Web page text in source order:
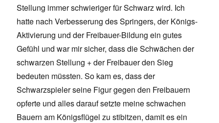
Stellung immer schwieriger für Schwarz wird. Ich
hatte nach Verbesserung des Springers, der Königs-
Aktivierung und der Freibauer-Bildung ein gutes
Gefühl und war mir sicher, dass die Schwächen der
schwarzen Stellung + der Freibauer den Sieg
bedeuten müssten. So kam es, dass der
Schwarzspieler seine Figur gegen den Freibauern
opferte und alles darauf setzte meine schwachen
Bauern am Königsflügel zu stibitzen, damit es ein